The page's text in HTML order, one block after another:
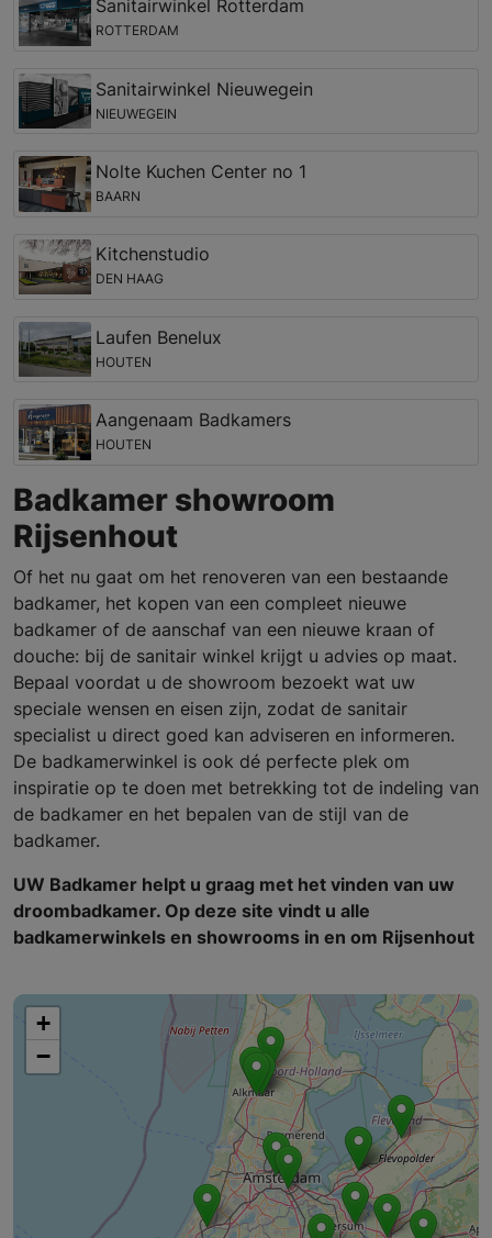
Sanitairwinkel Rotterdam
ROTTERDAM
Sanitairwinkel Nieuwegein
NIEUWEGEIN
Nolte Kuchen Center no 1
BAARN
Kitchenstudio
DEN HAAG
Laufen Benelux
HOUTEN
Aangenaam Badkamers
HOUTEN
Badkamer showroom
Rijsenhout
Of het nu gaat om het renoveren van een bestaande
badkamer, het kopen van een compleet nieuwe
badkamer of de aanschaf van een nieuwe kraan of
douche: bij de sanitair winkel krijgt u advies op maat.
Bepaal voordat u de showroom bezoekt wat uw
speciale wensen en eisen zijn, zodat de sanitair
specialist u direct goed kan adviseren en informeren.
De badkamerwinkel is ook dé perfecte plek om
inspiratie op te doen met betrekking tot de indeling van
de badkamer en het bepalen van de stijl van de
badkamer.
UW Badkamer helpt u graag met het vinden van uw
droombadkamer. Op deze site vindt u alle
badkamerwinkels en showrooms in en om Rijsenhout
+
−